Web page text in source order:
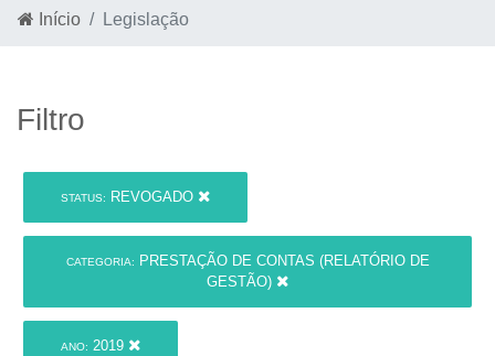
Início Legislação
Filtro
STATUS: REVOGADO
CATEGORIA:
PRESTAÇÃO DE CONTAS (RELATÓRIO DE
GESTÃO)
ANO: 2019